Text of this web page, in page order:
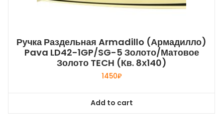
Ручка Раздельная Armadillo (Армадилло)
Pava LD42-1GP/SG-5 Золото/матовое
Золото TECH (кв. 8х140)
1450₽
Add to cart